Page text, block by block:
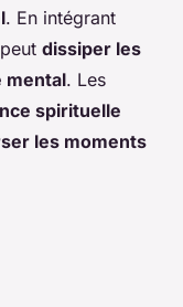
. En intégrant
dissiper les
mental. Les
spirituelle
les moments